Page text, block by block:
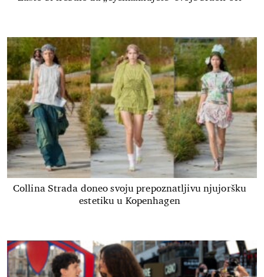
Collina Strada doneo svoju prepoznatljivu njujoršku
estetiku u Kopenhagen